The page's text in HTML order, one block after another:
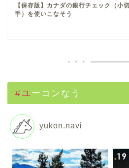
【保存版】カナダの銀行チェック（小切
手）を使いこなそう
#ユーコンなう
yukon.navi